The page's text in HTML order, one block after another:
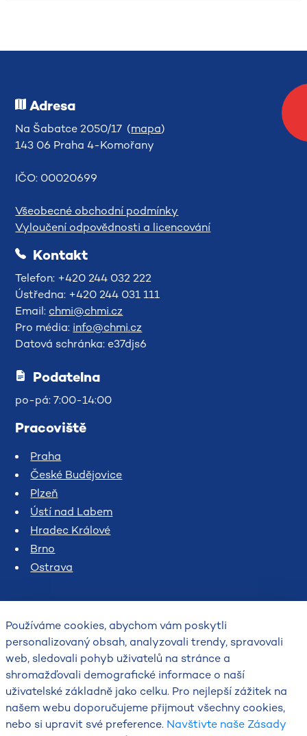
Adresa
Na Šabatce 2050/17 (mapa)
143 06 Praha 4-Komořany
IČO: 00020699
Všeobecné obchodní podmínky
Vyloučení odpovědnosti a licencování
Kontakt
Telefon: +420 244 032 222
Ústředna: +420 244 031 111
Email: chmi@chmi.cz
Pro média: info@chmi.cz
Datová schránka: e37djs6
Podatelna
po-pá: 7:00-14:00
Pracoviště
Praha
České Budějovice
Plzeň
Ústí nad Labem
Hradec Králové
Brno
Ostrava
2026
Český hydrometeorologický ústav
Používáme cookies, abychom vám poskytli
personalizovaný obsah, analyzovali trendy, spravovali
web, sledovali pohyb uživatelů na stránce a
shromažďovali demografické informace o naší
uživatelské základně jako celku. Pro nejlepší zážitek na
našem webu doporučujeme přijmout všechny cookies,
nebo si upravit své preference. Navštivte naše Zásady